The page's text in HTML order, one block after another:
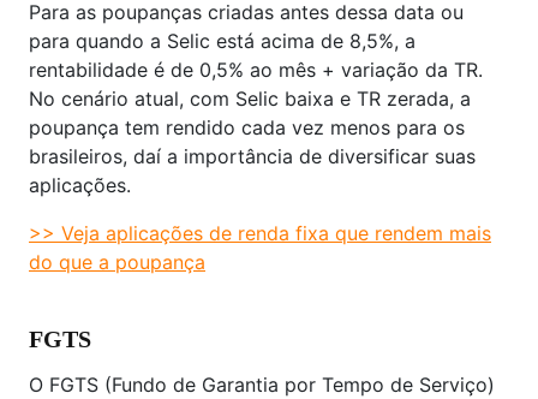
Para as poupanças criadas antes dessa data ou
para quando a Selic está acima de 8,5%, a
rentabilidade é de 0,5% ao mês + variação da TR.
No cenário atual, com Selic baixa e TR zerada, a
poupança tem rendido cada vez menos para os
brasileiros, daí a importância de diversificar suas
aplicações.
>> Veja aplicações de renda fixa que rendem mais
do que a poupança
FGTS
O FGTS (Fundo de Garantia por Tempo de Serviço)